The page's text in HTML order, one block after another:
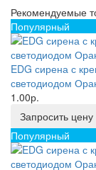
Рекомендуемые
Популярный
EDG сирена с
светодиодом
1.00р.
Запросить цену
Популярный